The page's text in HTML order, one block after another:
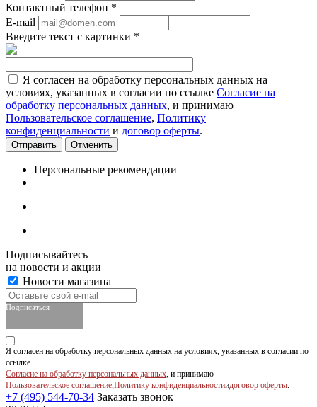
Контактный телефон *
E-mail
Введите текст с картинки *
Я согласен на обработку персональных данных на
условиях, указанных в согласии по ссылке Согласие на
обработку персональных данных, и принимаю
Пользовательское соглашение, Политику
конфиденциальности и договор оферты.
Отменить
Персональные рекомендации
Подписывайтесь
на новости и акции
Новости магазина
Подписаться
Я согласен на обработку персональных данных на условиях, указанных в согласии по
ссылке
Согласие на обработку персональных данных, и принимаю
Пользовательское соглашение,Политику конфиденциальностиидоговор оферты.
+7 (495) 544-70-34 Заказать звонок